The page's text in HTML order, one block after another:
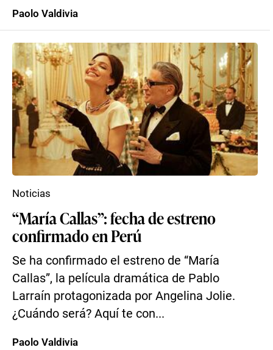
Paolo Valdivia
“María Callas”: fecha de estreno
confirmado en Perú
Se ha confirmado el estreno de “María
Callas”, la película dramática de Pablo
Larraín protagonizada por Angelina Jolie.
¿Cuándo será? Aquí te con...
Noticias
Paolo Valdivia